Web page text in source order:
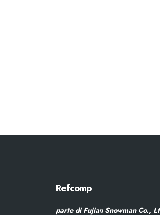
Refcomp
parte di Fujian Snowman Co.,